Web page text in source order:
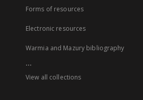
Forms of resources
Electronic resources
Warmia and Mazury bibliography
...
View all collections